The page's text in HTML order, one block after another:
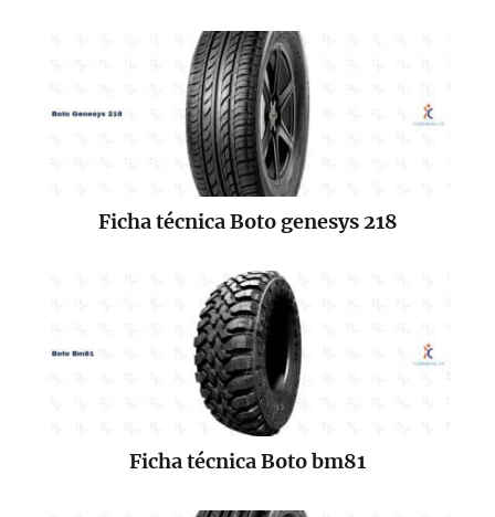
Ficha técnica Boto genesys 218
Ficha técnica Boto bm81